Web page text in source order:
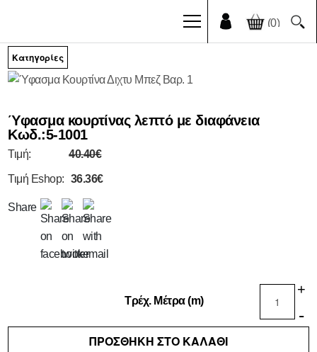
(0)
Κατηγορίες
Ύφασμα κουρτίνας λεπτό με διαφάνεια
Κωδ.:5-1001
Τιμή: 40.40€
Τιμή Eshop: 36.36€
Share
Τρέχ. Μέτρα (m)
+
-
ΠΡΟΣΘΗΚΗ ΣΤΟ ΚΑΛΑΘΙ
ΜΕ
ΕΜΑΣ
ΥΠΗΡΕΣΙΕΣ
ΠΕΛΑΤΕΣ
ΙΣΤΟΛΟΓΙΟ
ΝΕΑ
ΕΡΓΑ
Εστιατόρια